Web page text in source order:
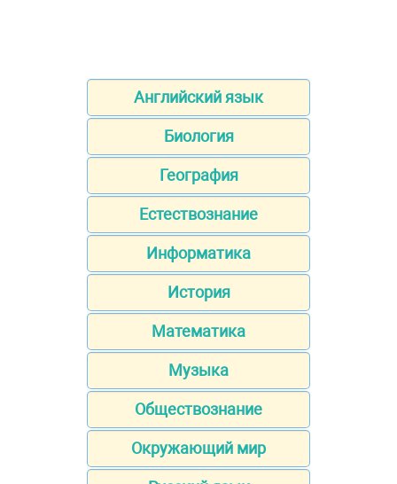
Английский язык
Биология
География
Естествознание
Информатика
История
Математика
Музыка
Обществознание
Окружающий мир